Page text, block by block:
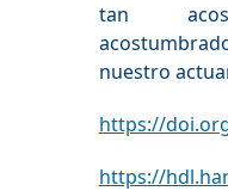
tan
nuestro
https://
https://